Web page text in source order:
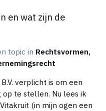
en wat zijn de
topic in Rechtsvormen,
verplicht is om een
Nu lees ik
(in mijn ogen een